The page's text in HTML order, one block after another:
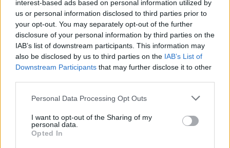
interest-based ads based on personal information utilized by
us or personal information disclosed to third parties prior to
your opt-out. You may separately opt-out of the further
disclosure of your personal information by third parties on the
IAB’s list of downstream participants. This information may
also be disclosed by us to third parties on the IAB’s List of
Downstream Participants that may further disclose it to other
Personal Data Processing Opt Outs
I want to opt-out of the Sharing of my
personal data.
Opted In
ΘΡΑΚΙΚΗ ΑΓΟΡΑ : 06 ΑΥΓΟΥΣΤΟΥ 2026